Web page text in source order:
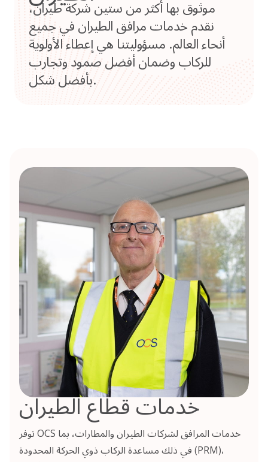
موثوق بها أكثر من ستين شركة طيران،
نقدم خدمات مرافق الطيران في جميع
أنحاء العالم. مسؤوليتنا هي إعطاء الأولوية
للركاب وضمان أفضل صمود وتجارب
بأفضل شكل.
خدمات قطاع الطيران
توفر OCS خدمات المرافق لشركات الطيران والمطارات، بما
في ذلك مساعدة الركاب ذوي الحركة المحدودة (PRM)،